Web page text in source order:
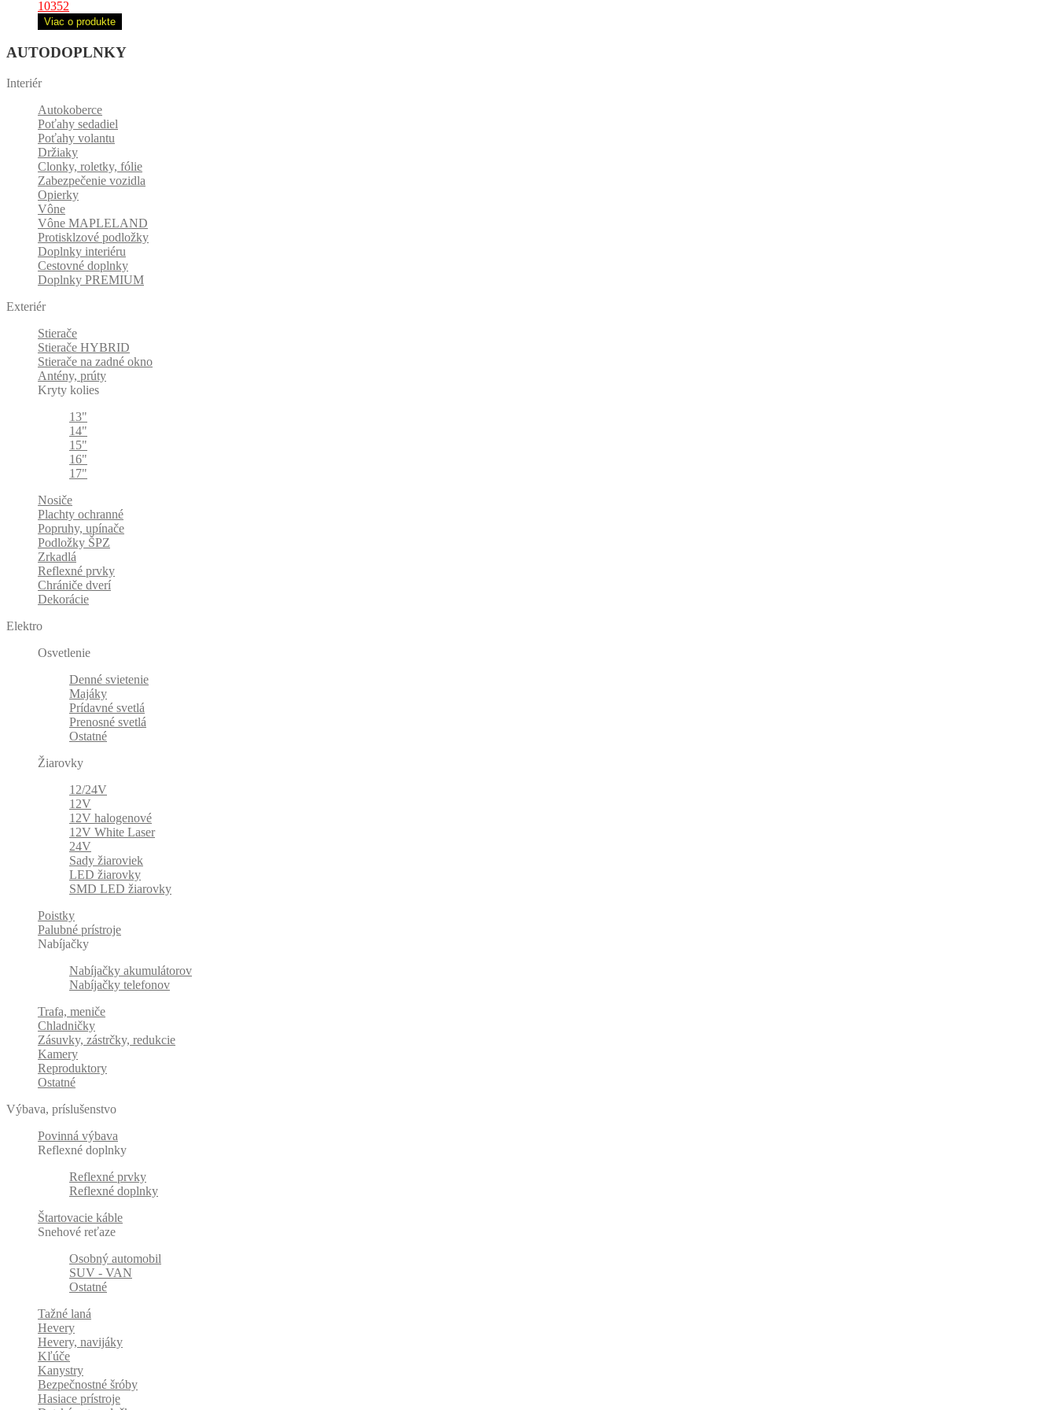
10352
Viac o produkte
AUTODOPLNKY
Interiér
Autokoberce
Poťahy sedadiel
Poťahy volantu
Držiaky
Clonky, roletky, fólie
Zabezpečenie vozidla
Opierky
Vône
Vône MAPLELAND
Protisklzové podložky
Doplnky interiéru
Cestovné doplnky
Doplnky PREMIUM
Exteriér
Stierače
Stierače HYBRID
Stierače na zadné okno
Antény, prúty
Kryty kolies
13"
14"
15"
16"
17"
Nosiče
Plachty ochranné
Popruhy, upínače
Podložky ŠPZ
Zrkadlá
Reflexné prvky
Chrániče dverí
Dekorácie
Elektro
Osvetlenie
Denné svietenie
Majáky
Prídavné svetlá
Prenosné svetlá
Ostatné
Žiarovky
12/24V
12V
12V halogenové
12V White Laser
24V
Sady žiaroviek
LED žiarovky
SMD LED žiarovky
Poistky
Palubné prístroje
Nabíjačky
Nabíjačky akumulátorov
Nabíjačky telefonov
Trafa, meniče
Chladničky
Zásuvky, zástrčky, redukcie
Kamery
Reproduktory
Ostatné
Výbava, príslušenstvo
Povinná výbava
Reflexné doplnky
Reflexné prvky
Reflexné doplnky
Štartovacie káble
Snehové reťaze
Osobný automobil
SUV - VAN
Ostatné
Tažné laná
Hevery
Hevery, navijáky
Kľúče
Kanystry
Bezpečnostné šróby
Hasiace prístroje